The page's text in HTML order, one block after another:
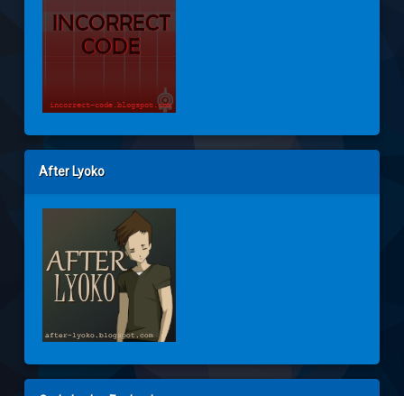
After Lyoko